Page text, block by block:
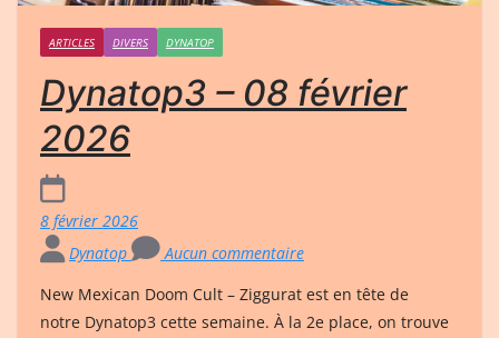
ARTICLES DIVERS DYNATOP
Dynatop3 – 08 février
2026
8 février 2026
Dynatop
Aucun commentaire
New Mexican Doom Cult – Ziggurat est en tête de
notre Dynatop3 cette semaine. À la 2e place, on trouve